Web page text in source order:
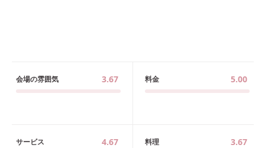
会場の雰囲気 3.67 料金 5.00
サービス 4.67 料理 3.67